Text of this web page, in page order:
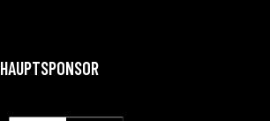
HAUPTSPONSOR